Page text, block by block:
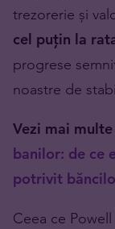
trezorerie și
cel puțin la
progrese
noastre de
Vezi mai
banilor: de ce
potrivit
Ceea ce